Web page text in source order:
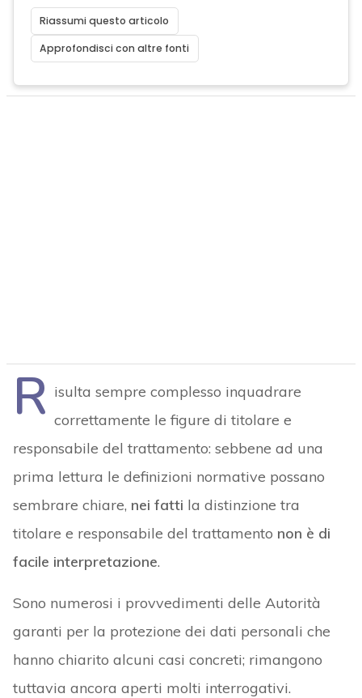
Riassumi questo articolo
Approfondisci con altre fonti
R isulta sempre complesso inquadrare
correttamente le figure di titolare e
responsabile del trattamento: sebbene ad una
prima lettura le definizioni normative possano
sembrare chiare, nei fatti la distinzione tra
titolare e responsabile del trattamento non è di
facile interpretazione.
Sono numerosi i provvedimenti delle Autorità
garanti per la protezione dei dati personali che
hanno chiarito alcuni casi concreti; rimangono
tuttavia ancora aperti molti interrogativi.